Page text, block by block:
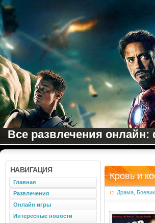
Все развлечения
Кровь и
Драма
НАВИГАЦИЯ
Главная
Развлечения
Онлайн игры
Интересные новости